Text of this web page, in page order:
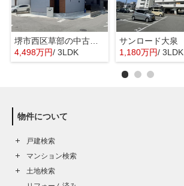
堺市西区草部の中古一戸建
4,498万円/ 3LDK
サンロード大泉
1,180万円/ 3LDK
物件について
戸建検索
マンション検索
土地検索